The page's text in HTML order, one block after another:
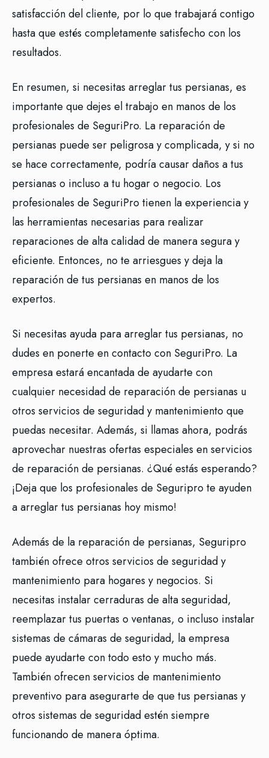
satisfacción del cliente, por lo que trabajará contigo
hasta que estés completamente satisfecho con los
resultados.
En resumen, si necesitas arreglar tus persianas, es
importante que dejes el trabajo en manos de los
profesionales de SeguriPro. La reparación de
persianas puede ser peligrosa y complicada, y si no
se hace correctamente, podría causar daños a tus
persianas o incluso a tu hogar o negocio. Los
profesionales de SeguriPro tienen la experiencia y
las herramientas necesarias para realizar
reparaciones de alta calidad de manera segura y
eficiente. Entonces, no te arriesgues y deja la
reparación de tus persianas en manos de los
expertos.
Si necesitas ayuda para arreglar tus persianas, no
dudes en ponerte en contacto con SeguriPro. La
empresa estará encantada de ayudarte con
cualquier necesidad de reparación de persianas u
otros servicios de seguridad y mantenimiento que
puedas necesitar. Además, si llamas ahora, podrás
aprovechar nuestras ofertas especiales en servicios
de reparación de persianas. ¿Qué estás esperando?
¡Deja que los profesionales de Seguripro te ayuden
a arreglar tus persianas hoy mismo!
Además de la reparación de persianas, Seguripro
también ofrece otros servicios de seguridad y
mantenimiento para hogares y negocios. Si
necesitas instalar cerraduras de alta seguridad,
reemplazar tus puertas o ventanas, o incluso instalar
sistemas de cámaras de seguridad, la empresa
puede ayudarte con todo esto y mucho más.
También ofrecen servicios de mantenimiento
preventivo para asegurarte de que tus persianas y
otros sistemas de seguridad estén siempre
funcionando de manera óptima.